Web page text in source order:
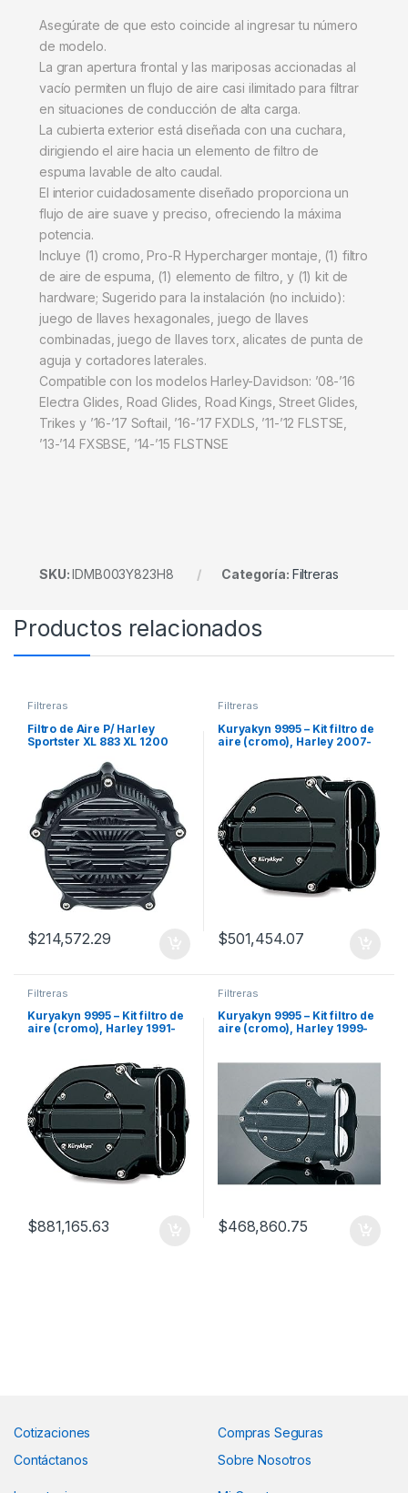
Asegúrate de que esto coincide al ingresar tu número
de modelo.
La gran apertura frontal y las mariposas accionadas al
vacío permiten un flujo de aire casi ilimitado para filtrar
en situaciones de conducción de alta carga.
La cubierta exterior está diseñada con una cuchara,
dirigiendo el aire hacia un elemento de filtro de
espuma lavable de alto caudal.
El interior cuidadosamente diseñado proporciona un
flujo de aire suave y preciso, ofreciendo la máxima
potencia.
Incluye (1) cromo, Pro-R Hypercharger montaje, (1) filtro
de aire de espuma, (1) elemento de filtro, y (1) kit de
hardware; Sugerido para la instalación (no incluido):
juego de llaves hexagonales, juego de llaves
combinadas, juego de llaves torx, alicates de punta de
aguja y cortadores laterales.
Compatible con los modelos Harley-Davidson: ’08-’16
Electra Glides, Road Glides, Road Kings, Street Glides,
Trikes y ’16-’17 Softail, ’16-’17 FXDLS, ’11-’12 FLSTSE,
’13-’14 FXSBSE, ’14-’15 FLSTNSE
SKU:IDMB003Y823H8 Categoría: Filtreras
Productos relacionados
Filtreras
Filtro de Aire P/ Harley
Sportster XL 883 XL 1200
$214,572.29
Filtreras
Kuryakyn 9995 – Kit filtro de
aire (cromo), Harley 2007-
$501,454.07
Filtreras
Kuryakyn 9995 – Kit filtro de
aire (cromo), Harley 1991-
$881,165.63
Filtreras
Kuryakyn 9995 – Kit filtro de
aire (cromo), Harley 1999-
$468,860.75
Cotizaciones
Contáctanos
Compras Seguras
Sobre Nosotros